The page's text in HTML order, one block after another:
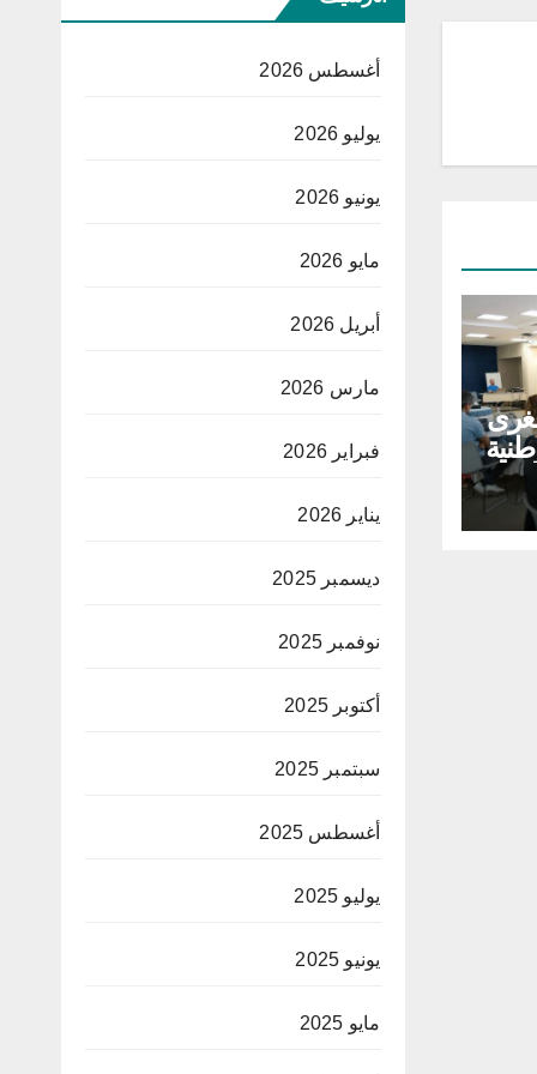
أغسطس 2026
يوليو 2026
يونيو 2026
مايو 2026
أبريل 2026
مارس 2026
فبراير 2026
يناير 2026
ديسمبر 2025
نوفمبر 2025
أكتوبر 2025
سبتمبر 2025
أغسطس 2025
يوليو 2025
يونيو 2025
مايو 2025